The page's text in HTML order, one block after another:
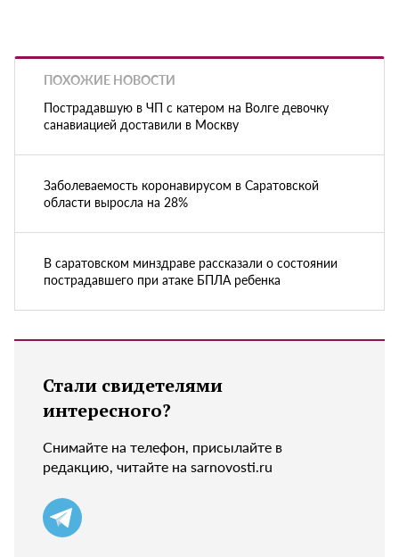
ПОХОЖИЕ НОВОСТИ
Пострадавшую в ЧП с катером на Волге девочку
санавиацией доставили в Москву
Заболеваемость коронавирусом в Саратовской
области выросла на 28%
В саратовском минздраве рассказали о состоянии
пострадавшего при атаке БПЛА ребенка
Стали свидетелями
интересного?
Снимайте на телефон, присылайте в
редакцию, читайте на sarnovosti.ru